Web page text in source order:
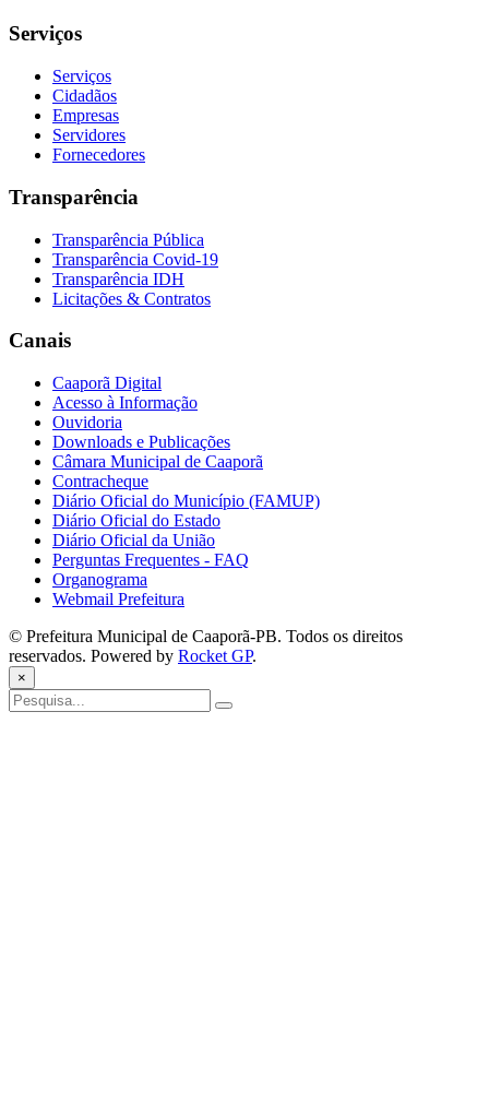
Serviços
Serviços
Cidadãos
Empresas
Servidores
Fornecedores
Transparência
Transparência Pública
Transparência Covid-19
Transparência IDH
Licitações & Contratos
Canais
Caaporã Digital
Acesso à Informação
Ouvidoria
Downloads e Publicações
Câmara Municipal de Caaporã
Contracheque
Diário Oficial do Município (FAMUP)
Diário Oficial do Estado
Diário Oficial da União
Perguntas Frequentes - FAQ
Organograma
Webmail Prefeitura
© Prefeitura Municipal de Caaporã-PB. Todos os direitos
reservados. Powered by Rocket GP.
×